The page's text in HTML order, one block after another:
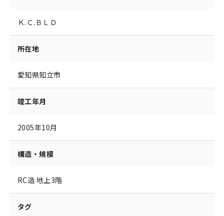
Ｋ.Ｃ.ＢＬＤ
所在地
愛知県知立市
竣工年月
2005年10月
構造・規模
RC造 地上3階
タグ